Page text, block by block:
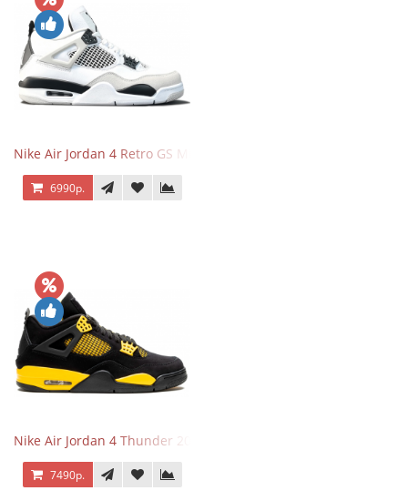
Nike Air Jordan 4 Retro GS Military Black
6990р.
Nike Air Jordan 4 Thunder 2023
7490р.